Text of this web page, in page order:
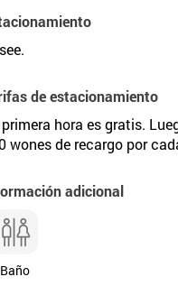
de estacionamiento
hora es gratis.
wones de recargo por
adicional
Baño